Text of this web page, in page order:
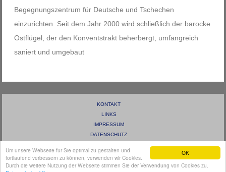
OK
Um unsere Webseite für Sie optimal zu gestalten und
fortlaufend verbessern zu können, verwenden wir Cookies.
Durch die weitere Nutzung der Webseite stimmen Sie der Verwendung von Cookies zu.
Begegnungszentrum für Deutsche und Tschechen
einzurichten. Seit dem Jahr 2000 wird schließlich der barocke
Ostflügel, der den Konventstrakt beherbergt, umfangreich
saniert und umgebaut
KONTAKT
LINKS
IMPRESSUM
DATENSCHUTZ
TEMPLATE DESIGN WEBPRODUCT.DE | ALLE RECHTE VORBEHALTEN.